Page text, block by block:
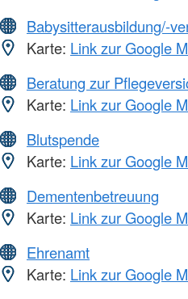
Babysitterausbildung/-
Karte: Link zur Google
Beratung zur
Karte: Link zur Google
Blutspende
Karte: Link zur Google
Dementenbetreuung
Karte: Link zur Google
Ehrenamt
Karte: Link zur Google